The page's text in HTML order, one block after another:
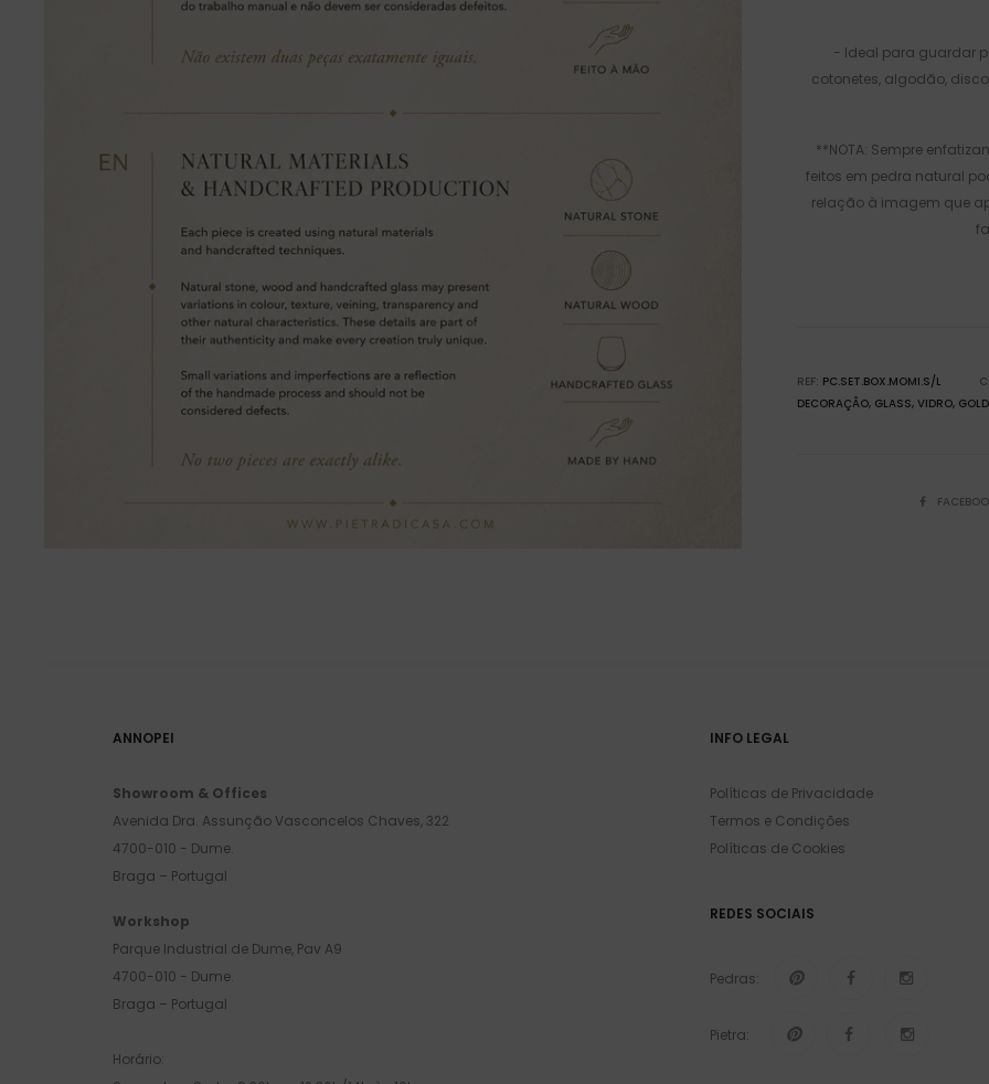
- Ideal para guardar
cotonetes, algodão,
**NOTA: Sempre
feitos em pedra natural
relação à imagem que
REF: PC.SET.BOX.MOMI.S/L
DECORAÇÃO GLASS VIDRO GOLD
ANNOPEI
Showroom & Offices
Avenida Dra. Assunção Vasconcelos Chaves, 322
4700-010 - Dume.
Braga – Portugal
Workshop
Parque Industrial de Dume, Pav A9
4700-010 - Dume.
Braga – Portugal
Horário:
INFO LEGAL
Políticas de Privacidade
Termos e Condições
Políticas de Cookies
REDES SOCIAIS
Pedras:
Pietra: